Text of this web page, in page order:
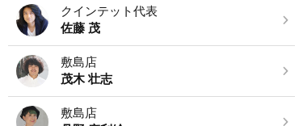
クインテット代表
佐藤 茂
敷島店
茂木 壮志
敷島店